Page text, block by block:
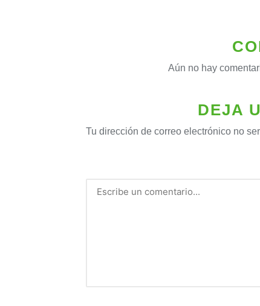
Aún no hay
DEJA
Tu dirección de correo electrónico no